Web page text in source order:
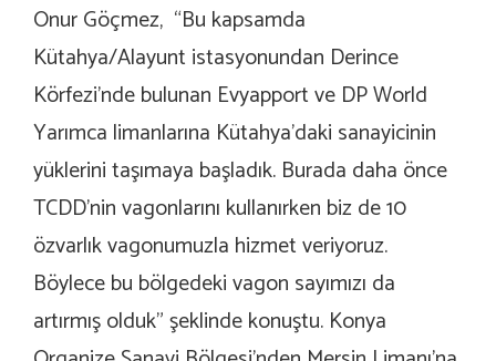
Onur Göçmez, “Bu kapsamda
Kütahya/Alayunt istasyonundan Derince
Körfezi’nde bulunan Evyapport ve DP World
Yarımca limanlarına Kütahya’daki sanayicinin
yüklerini taşımaya başladık. Burada daha önce
TCDD’nin vagonlarını kullanırken biz de 10
özvarlık vagonumuzla hizmet veriyoruz.
Böylece bu bölgedeki vagon sayımızı da
artırmış olduk” şeklinde konuştu. Konya